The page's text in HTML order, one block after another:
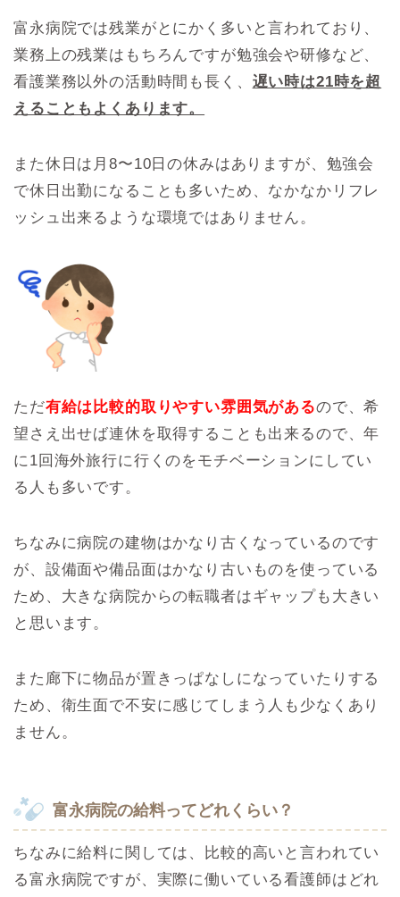
富永病院では残業がとにかく多いと言われており、
業務上の残業はもちろんですが勉強会や研修など、
看護業務以外の活動時間も長く、 遅い時は21時を超
えることもよくあります。
また休日は月8〜10日の休みはありますが、勉強会
で休日出勤になることも多いため、なかなかリフレ
ッシュ出来るような環境ではありません。
ただ有給は比較的取りやすい雰囲気があるので、希
望さえ出せば連休を取得することも出来るので、年
に1回海外旅行に行くのをモチベーションにしてい
る人も多いです。
ちなみに病院の建物はかなり古くなっているのです
が、設備面や備品面はかなり古いものを使っている
ため、大きな病院からの転職者はギャップも大きい
と思います。
また廊下に物品が置きっぱなしになっていたりする
ため、衛生面で不安に感じてしまう人も少なくあり
ません。
富永病院の給料ってどれくらい？
ちなみに給料に関しては、比較的高いと言われてい
る富永病院ですが、実際に働いている看護師はどれ